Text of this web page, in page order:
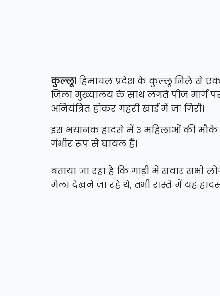
कुल्लू। हिमाचल प्रदेश के कुल्लू जिले से
जिला मुख्यालय के साथ लगते पीज मार्ग
अनियंत्रित होकर गहरी खाई में जा गिरी।
इस भयानक हादसे में 3 महिलाओं की मौके
गंभीर रूप से घायल हैं।
बताया जा रहा है कि गाड़ी में सवार सभी
मेला देखने जा रहे थे, तभी रास्ते में यह